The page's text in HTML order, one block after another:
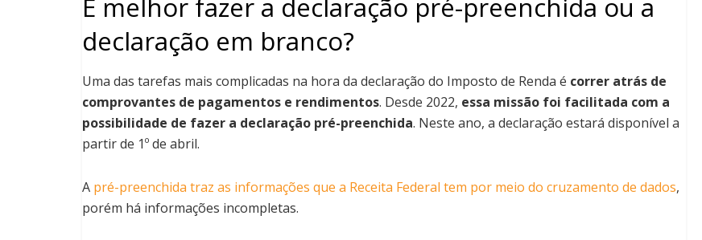
É melhor fazer a declaração pré-preenchida ou a
declaração em branco?
Uma das tarefas mais complicadas na hora da declaração do Imposto de Renda é correr atrás de
comprovantes de pagamentos e rendimentos. Desde 2022, essa missão foi facilitada com a
possibilidade de fazer a declaração pré-preenchida. Neste ano, a declaração estará disponível a
partir de 1º de abril.
A pré-preenchida traz as informações que a Receita Federal tem por meio do cruzamento de dados,
porém há informações incompletas.